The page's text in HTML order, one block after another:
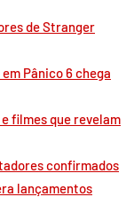
de Stranger
Pânico 6 chega
filmes que revelam
confirmados
lançamentos